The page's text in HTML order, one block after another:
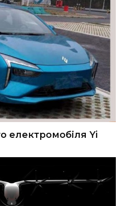
електромобіля Yi